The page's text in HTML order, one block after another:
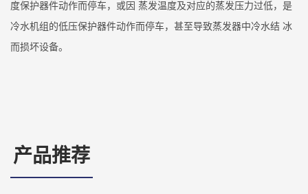
度保护器件动作而停车，或因 蒸发温度及对应的蒸发压力过低，是
冷水机组的低压保护器件动作而停车，甚至导致蒸发器中冷水结 冰
而损坏设备。
产品推荐